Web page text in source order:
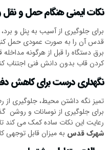
نکات ایمنی هنگام حمل و نقل
برای جلوگیری از آسیب به پنل و
قدس آن را به صورت عمودی حمل
برق دستگاه را قبل از هرگونه
کردن قاب بدون دانش فنی اجتناب
نگهداری درست برای کاهش
تمیز نگه داشتن محیط، جلوگیری از
برای جلوگیری از نوسانات و روشن
رعایت این نکات ساده کمک می کند تا
شهرک قدس به میزان قابل توجهی